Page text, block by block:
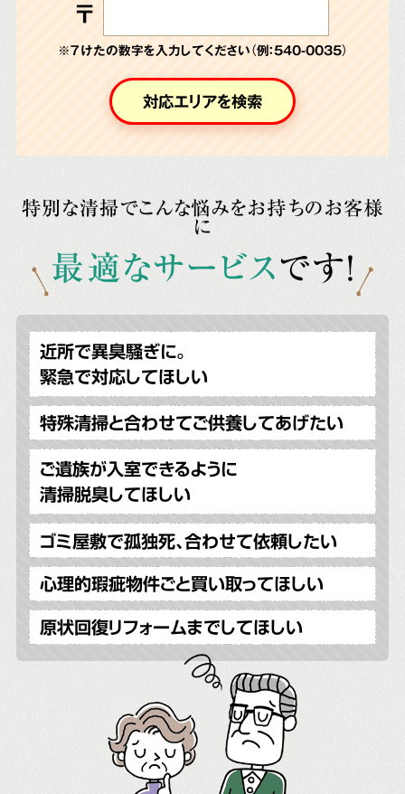
〒
※７けたの数字を入力してください（例：540-0035）
対応エリアを検索
特別な清掃でこんな悩みをお持ちのお客様
に
最適なサービスです!
近所で異臭騒ぎに。
緊急で対応してほしい
特殊清掃と合わせてご供養してあげたい
ご遺族が入室できるように
清掃脱臭してほしい
ゴミ屋敷で孤独死、合わせて依頼したい
心理的瑕疵物件ごと買い取ってほしい
原状回復リフォームまでしてほしい